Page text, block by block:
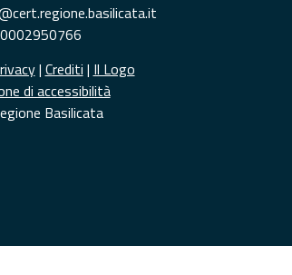
| Crediti | Il Logo
di accessibilità
Basilicata